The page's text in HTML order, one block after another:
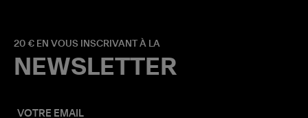
20 € EN VOUS INSCRIVANT À LA
NEWSLETTER